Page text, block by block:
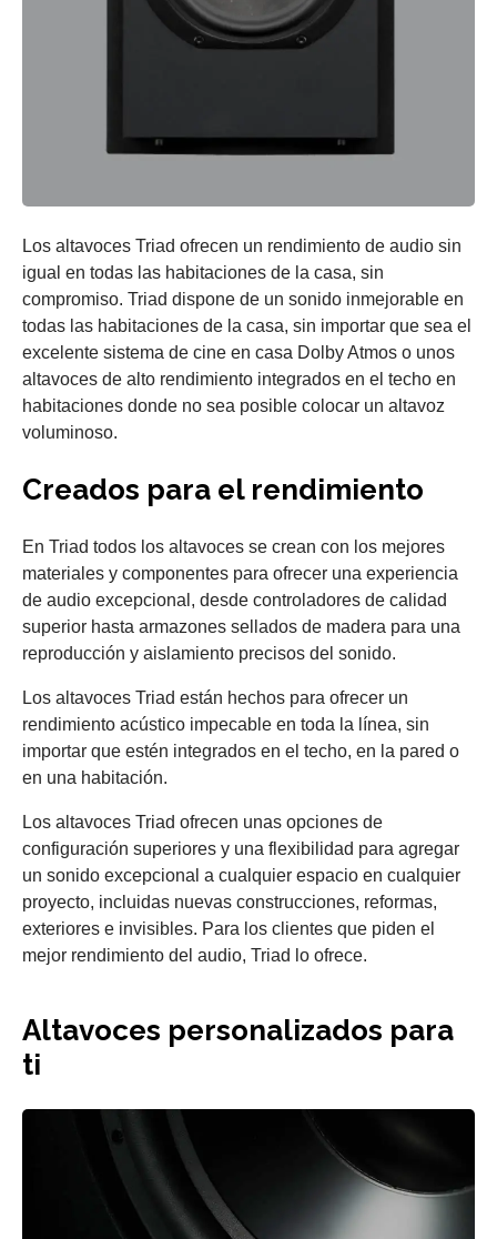
Los altavoces Triad ofrecen un rendimiento de audio sin
igual en todas las habitaciones de la casa, sin
compromiso. Triad dispone de un sonido inmejorable en
todas las habitaciones de la casa, sin importar que sea el
excelente sistema de cine en casa Dolby Atmos o unos
altavoces de alto rendimiento integrados en el techo en
habitaciones donde no sea posible colocar un altavoz
voluminoso.
Creados para el rendimiento
En Triad todos los altavoces se crean con los mejores
materiales y componentes para ofrecer una experiencia
de audio excepcional, desde controladores de calidad
superior hasta armazones sellados de madera para una
reproducción y aislamiento precisos del sonido.
Los altavoces Triad están hechos para ofrecer un
rendimiento acústico impecable en toda la línea, sin
importar que estén integrados en el techo, en la pared o
en una habitación.
Los altavoces Triad ofrecen unas opciones de
configuración superiores y una flexibilidad para agregar
un sonido excepcional a cualquier espacio en cualquier
proyecto, incluidas nuevas construcciones, reformas,
exteriores e invisibles. Para los clientes que piden el
mejor rendimiento del audio, Triad lo ofrece.
Altavoces personalizados para
ti